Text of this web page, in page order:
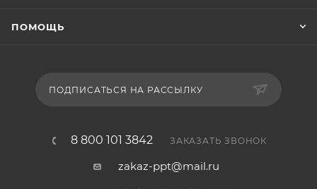
ПОМОЩЬ
ПОДПИСАТЬСЯ НА РАССЫЛКУ
8 800 101 3842 ЗАКАЗАТЬ ЗВОНОК
zakaz-ppt@mail.ru